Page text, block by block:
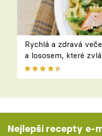
Rychlá a zdravá
a lososem, které
Nejlepší recepty e-